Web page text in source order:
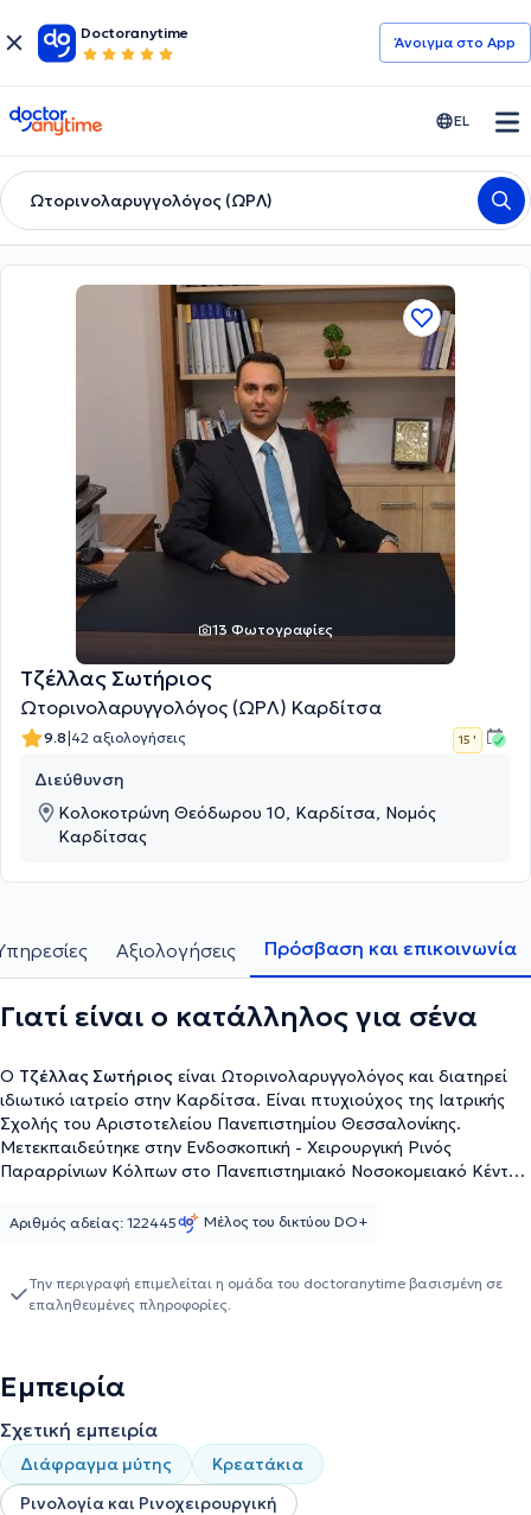
Doctoranytime
Άνοιγμα στο App
doctoranytime EL
Ωτορινολαρυγγολόγος (ΩΡΛ)
13 Φωτογραφίες
Τζέλλας Σωτήριος
Ωτορινολαρυγγολόγος (ΩΡΛ) Καρδίτσα
9.8|42 αξιολογήσεις 15 '
Διεύθυνση
Κολοκοτρώνη Θεόδωρου 10, Καρδίτσα, Νομός
Καρδίτσας
Αξιολογήσεις Πρόσβαση και επικοινωνία
Γιατί είναι ο κατάλληλος για σένα
Ο Τζέλλας Σωτήριος είναι Ωτορινολαρυγγολόγος και διατηρεί
ιδιωτικό ιατρείο στην Καρδίτσα. Είναι πτυχιούχος της Ιατρικής
Σχολής του Αριστοτελείου Πανεπιστημίου Θεσσαλονίκης.
Μετεκπαιδεύτηκε στην Ενδοσκοπική - Χειρουργική Ρινός
Παραρρίνιων Κόλπων στο Πανεπιστημιακό Νοσοκομειακό Κέντρο
ενδοσκοπικές ρινολογικές επεμβάσεις (FESS) και σε πάνω από 50
πραγματοποιήσει πάνω από 200 χειρουργικές επεμβάσεις από
όλη τη γκάμα των χειρουργείων της Ωτορινολαρυγγολογικής
Θεσσαλονίκης "Ιπποκρατείο", όπου παρακολουθούσε ασθενείς με
οξέα ωτορινολαρυγγολογικά προβλήματα, όπως ρινορραγίες,
λοιμώξεις ανωτέρου αναπνευστικού, τραχηλικά αποστήματα,
οιδήματα λάρυγγα, τραύματα στην περιοχή κεφαλής και
τραχήλου, οξείες απώλειες ακοής, ογκολογικοί ασθενείς και
άλλα, καθώς και ασθενείς μετεγχειρητικά. Τέλος, ο ιατρός
Αριθμός αδείας: 122445 Μέλος του δικτύου DO+
Την περιγραφή επιμελείται η ομάδα του doctoranytime βασισμένη σε
επαληθευμένες πληροφορίες.
Εμπειρία
Σχετική εμπειρία
Διάφραγμα μύτης
Κρεατάκια
Ρινολογία και Ρινοχειρουργική